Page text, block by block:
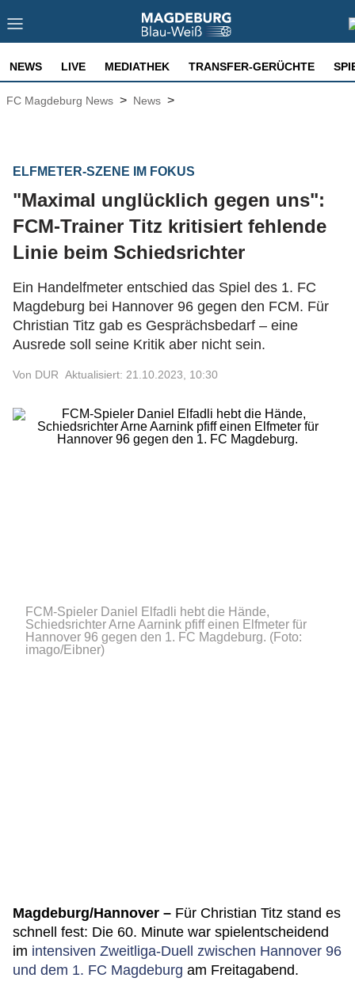
NEWS LIVE MEDIATHEK TRANSFER-GERÜCHTE
FC Magdeburg News > News >
ELFMETER-SZENE IM FOKUS
"Maximal unglücklich gegen uns":
FCM-Trainer Titz kritisiert fehlende
Linie beim Schiedsrichter
Ein Handelfmeter entschied das Spiel des 1. FC
Magdeburg bei Hannover 96 gegen den FCM. Für
Christian Titz gab es Gesprächsbedarf – eine
Ausrede soll seine Kritik aber nicht sein.
Von DUR Aktualisiert: 21.10.2023, 10:30
FCM-Spieler Daniel Elfadli hebt die Hände,
Schiedsrichter Arne Aarnink pfiff einen Elfmeter für
Hannover 96 gegen den 1. FC Magdeburg. (Foto:
imago/Eibner)
Magdeburg/Hannover – Für Christian Titz stand es
schnell fest: Die 60. Minute war spielentscheidend
im intensiven Zweitliga-Duell zwischen Hannover 96
und dem 1. FC Magdeburg am Freitagabend.